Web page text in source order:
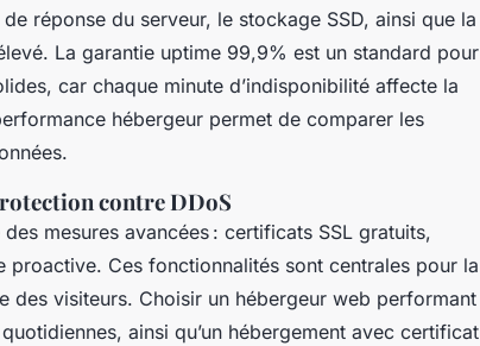
réponse du serveur, le stockage SSD, ainsi que la
La garantie uptime 99,9% est un standard pour
car chaque minute d’indisponibilité affecte la
hébergeur permet de comparer les
contre DDoS
mesures avancées : certificats SSL gratuits,
proactive. Ces fonctionnalités sont centrales pour la
des visiteurs. Choisir un hébergeur web performant
ainsi qu’un hébergement avec certificat